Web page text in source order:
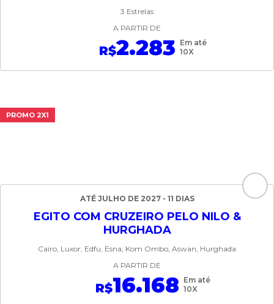
3 Estrelas
A PARTIR DE
R$2.283 Em até
10X
PROMO 2X1
ATÉ JULHO DE 2027 - 11 DIAS
EGITO COM CRUZEIRO PELO NILO &
HURGHADA
Cairo, Luxor, Edfu, Esna, Kom Ombo, Aswan, Hurghada
A PARTIR DE
R$16.168 Em até
10X